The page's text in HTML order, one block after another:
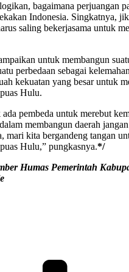
bagaimana perjuangan
Indonesia. Singkatnya,
saling bekerjasama untuk
untuk membangun
perbedaan sebagai
kekuatan yang besar untuk
Hulu.
pembeda untuk merebut
membangun daerah
mari kita bergandeng tangan
Hulu,” pungkasnya.*/
Humas Pemerintah